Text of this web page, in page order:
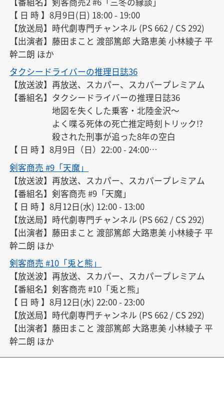
【 日 時 】8月9日(日) 18:00 - 19:00
【放送局】時代劇専門チャンネル (PS 662 / CS 292)
【出演者】藤田まこと 渡部篤郎 大路恵美 小林綾子 平
幹二朗 ほか
タクシードライバーの推理日誌36
【放送波】再放送、スカパー、スカパープレミアム
【番組名】タクシードライバーの推理日誌36
地図を失くした乗客・北陸金沢〜
よく喋る死体の死亡推定時刻トリック!?
殺された刑事が追った8年の空白
【 日 時 】8月9日（日）22:00 - 24:00
【放送局 】テレ朝チャンネル2 （PS 612 / CS 299）
【出演者】渡瀬恒彦 平田満 雛形あきこ 小木茂光 きた
ろう 大路恵美 ほか
【 詳 細 】番組内容（テレ朝版アーカイブ） https://
web.archive.org/web/20150219005203/http://www.t
v-asahi.co.jp/dwide/contents/nextweek/0339/
【その他】夏川みずほ役
剣客商売 #9「天魔」
【放送波】再放送、スカパー、スカパープレミアム
【番組名】剣客商売 #9「天魔」
【 日 時 】8月12日(水) 12:00 - 13:00
【放送局】時代劇専門チャンネル (PS 662 / CS 292)
【出演者】藤田まこと 渡部篤郎 大路恵美 小林綾子 平
幹二朗 ほか
剣客商売 #10「兎と熊」
【放送波】再放送、スカパー、スカパープレミアム
【番組名】剣客商売 #10「兎と熊」
【 日 時 】8月12日(水) 22:00 - 23:00
【放送局】時代劇専門チャンネル (PS 662 / CS 292)
【出演者】藤田まこと 渡部篤郎 大路恵美 小林綾子 平
幹二朗 ほか